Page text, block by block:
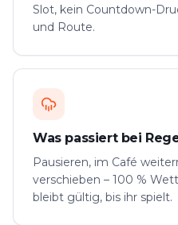
Slot, kein Countdown-
und Route.
Was passiert bei
Pausieren, im Café
verschieben – 100 %
bleibt gültig, bis ihr spielt.